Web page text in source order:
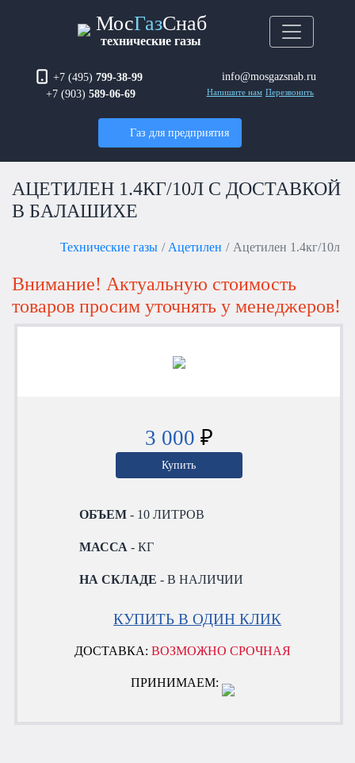
МосГазСнаб
технические газы
+7 (495) 799-38-99
+7 (903) 589-06-69
info@mosgazsnab.ru
Напишите нам Перезвонить
Газ для предприятия
АЦЕТИЛЕН 1.4КГ/10Л С ДОСТАВКОЙ
В БАЛАШИХЕ
Технические газы Ацетилен Ацетилен 1.4кг/10л
Внимание! Актуальную стоимость
товаров просим уточнять у менеджеров!
3 000 ₽
Купить
ОБЪЕМ - 10 ЛИТРОВ
МАССА - КГ
НА СКЛАДЕ - В НАЛИЧИИ
КУПИТЬ В ОДИН КЛИК
ДОСТАВКА:ВОЗМОЖНО СРОЧНАЯ
ПРИНИМАЕМ: